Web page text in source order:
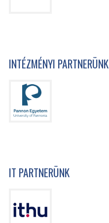
INTÉZMÉNYI PARTNERÜNK
IT PARTNERÜNK